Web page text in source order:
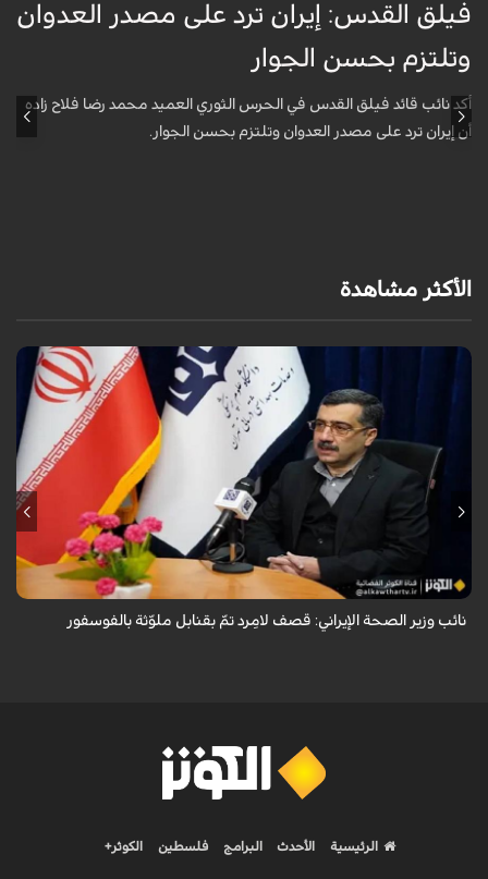
فيلق القدس: إيران ترد على مصدر العدوان
وتلتزم بحسن الجوار
أكد نائب قائد فيلق القدس في الحرس الثوري العميد محمد رضا فلاح زاده
أن إيران ترد على مصدر العدوان وتلتزم بحسن الجوار.
الأكثر مشاهدة
قال معاون وزير الصحة الإيراني لشؤون البحوث والتكنولوجيا، شاهين آخوندزاده،
إن التحقيقات التي أجرتها وزارة الصحة بشأن قصف مدينة لامِرد في محافظة
نائب وزير الصحة الإيراني: قصف لامِرد تمّ بقنابل ملوّثة بالفوسفور
الرئيسية الأحدث البرامج فلسطين الكوثر+